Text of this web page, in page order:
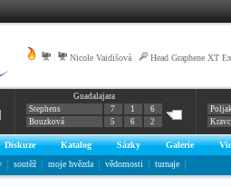
Nicole Vaidišová Head Graphene XT
Guadalajara
Stephens
7 1
6
Bouzková
5 6 2
Diskuze Katalog Sázky Galerie
soutěž moje hvězda vědomosti turnaje